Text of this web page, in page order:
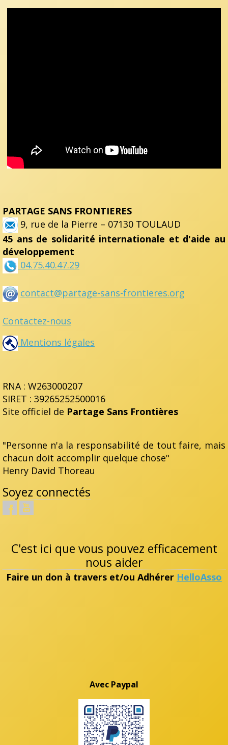
PARTAGE SANS FRONTIERES
9, rue de la Pierre – 07130 TOULAUD
45 ans de solidarité internationale et d'aide au
développement
04.75.40.47.29
contact@partage-sans-frontieres.org
Contactez-nous
Mentions légales
RNA : W263000207
SIRET : 39265252500016
Site officiel de Partage Sans Frontières
"Personne n'a la responsabilité de tout faire, mais
chacun doit accomplir quelque chose"
Henry David Thoreau
Soyez connectés
C'est ici que vous pouvez efficacement
nous aider
Faire un don à travers et/ou Adhérer HelloAsso
Avec Paypal